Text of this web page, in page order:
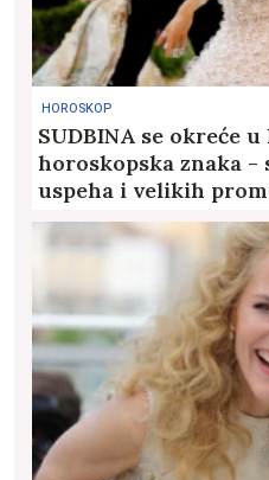
HOROSKOP
SUDBINA se okreće
horoskopska znaka -
uspeha i velikih